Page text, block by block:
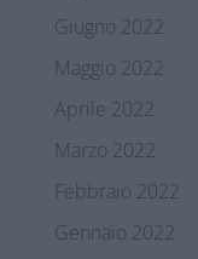
Giugno 2022
Maggio 2022
Aprile 2022
Marzo 2022
Febbraio 2022
Gennaio 2022